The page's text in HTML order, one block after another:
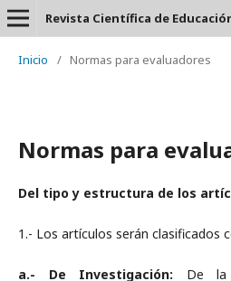
Inicio / Normas para evaluadores
Normas para
Del tipo y estructura de los
1.- Los artículos serán clasificados
a.- De Investigación: De la